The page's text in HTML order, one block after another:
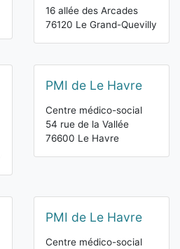
16 allée des Arcades
76120 Le Grand-Quevilly
PMI de Le Havre
Centre médico-social
54 rue de la Vallée
76600 Le Havre
PMI de Le Havre
Centre médico-social